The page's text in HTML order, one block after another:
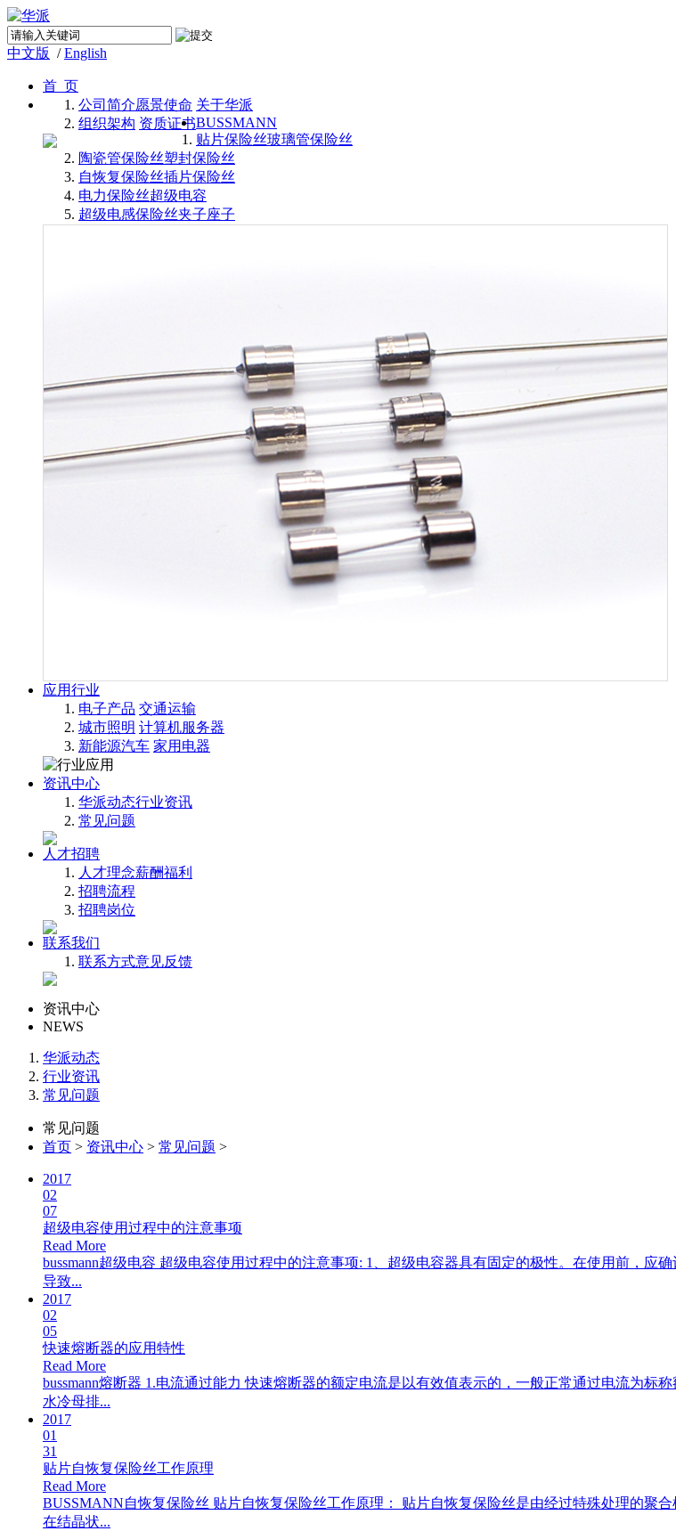
中文版 /English
首 页
关于华派
公司简介愿景使命
组织架构 资质证书BUSSMANN
贴片保险丝玻璃管保险丝
陶瓷管保险丝塑封保险丝
自恢复保险丝插片保险丝
电力保险丝超级电容
超级电感保险丝夹子座子
应用行业
电子产品 交通运输
城市照明 计算机服务器
新能源汽车 家用电器
资讯中心
华派动态行业资讯
常见问题
人才招聘
人才理念薪酬福利
招聘流程
招聘岗位
联系我们
联系方式意见反馈
资讯中心
NEWS
华派动态
行业资讯
常见问题
常见问题
首页 > 资讯中心 > 常见问题 >
2017
02
07
超级电容使用过程中的注意事项
Read More
bussmann超级电容 超级电容使用过程中的注意事项: 1、超级电容器具有固定的极性。在使用前，
导致...
2017
02
05
快速熔断器的应用特性
Read More
bussmann熔断器 1.电流通过能力 快速熔断器的额定电流是以有效值表示的，一般正常通过电流为标
水冷母排...
2017
01
31
贴片自恢复保险丝工作原理
Read More
BUSSMANN自恢复保险丝 贴片自恢复保险丝工作原理： 贴片自恢复保险丝是由经过特殊处理的聚
在结晶状...